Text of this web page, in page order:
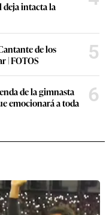
intacta la
de los
| FOTOS
5
de la gimnasta
emocionará a toda
6